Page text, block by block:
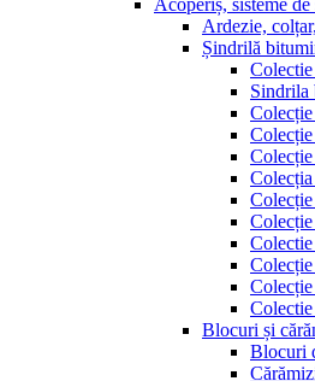
Ardezie,
Șindrilă
Sindrila
Blocuri și
Blocuri